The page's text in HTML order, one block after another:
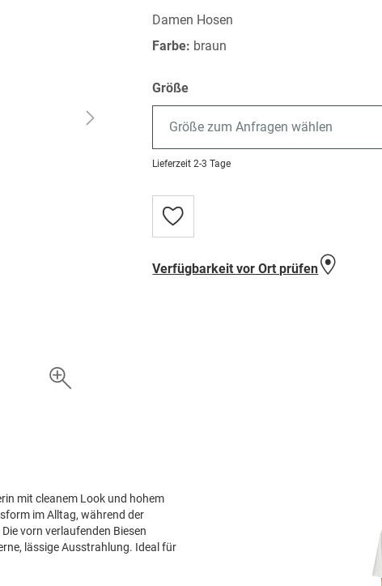
Damen Hosen
Farbe: braun
Größe
Größe zum Anfragen wählen
Lieferzeit 2-3 Tage
Zur
Wunschliste
Verfügbarkeit vor Ort prüfen
mit cleanem Look und hohem
im Alltag, während der
vorn verlaufenden Biesen
lässige Ausstrahlung. Ideal für